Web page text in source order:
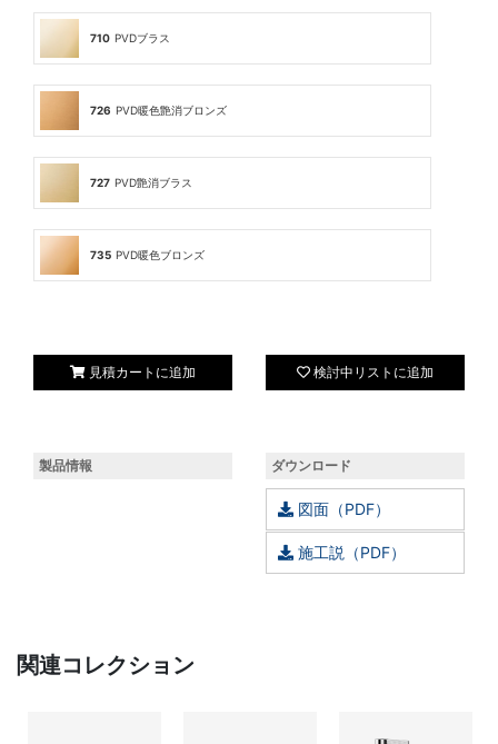
710 PVDブラス
726 PVD暖色艶消ブロンズ
727 PVD艶消ブラス
735 PVD暖色ブロンズ
見積カートに追加 検討中リストに追加
製品情報 ダウンロード
図面（PDF）
施工説（PDF）
関連コレクション